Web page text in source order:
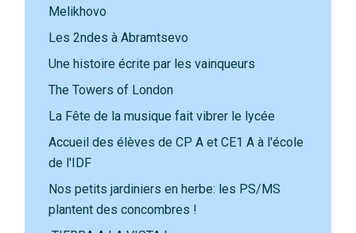
Melikhovo
Les 2ndes à Abramtsevo
Une histoire écrite par les vainqueurs
The Towers of London
La Fête de la musique fait vibrer le lycée
Accueil des élèves de CP A et CE1 A à l'école
de l'IDF
Nos petits jardiniers en herbe: les PS/MS
plantent des concombres !